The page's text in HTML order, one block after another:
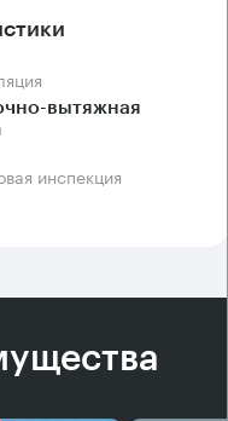
вытяжная
инспекция